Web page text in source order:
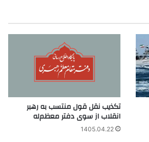
تکذیب نقل قول منتسب به رهبر
انقلاب از سوی دفتر معظم‌له
1405.04.22